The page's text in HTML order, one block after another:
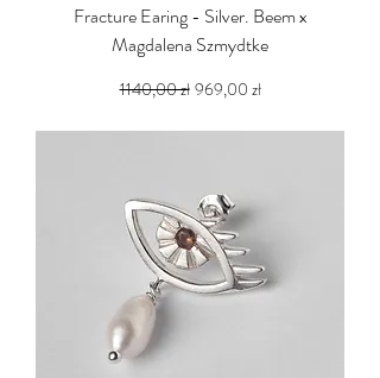
Fracture Earing - Silver. Beem x
Magdalena Szmydtke
Regularna cena
1140,00 zł Cena rabatowa
969,00 zł